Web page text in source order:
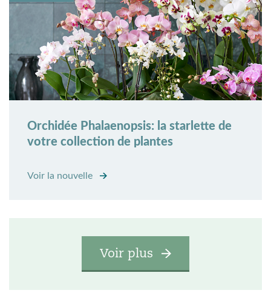
Orchidée Phalaenopsis: la starlette de
votre collection de plantes
Voir la nouvelle
Voir plus